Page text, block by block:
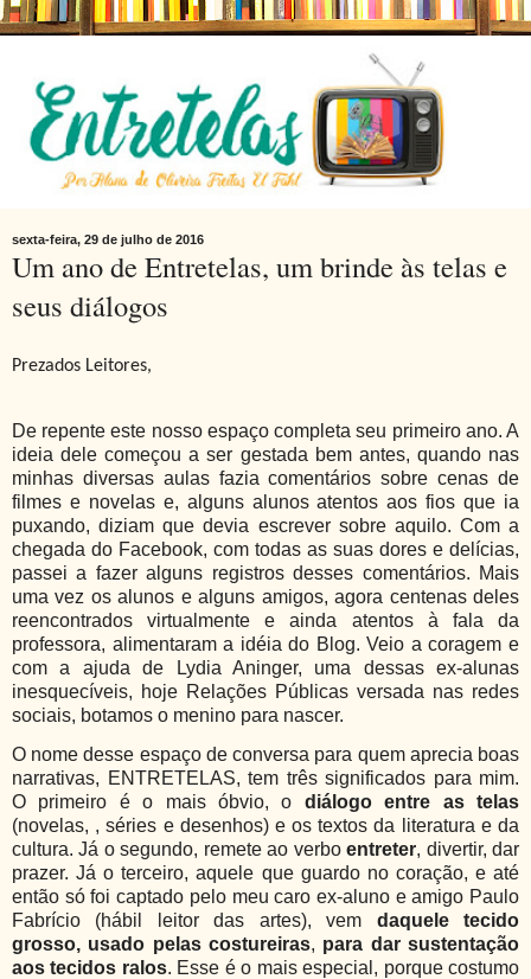
sexta-feira, 29 de julho de 2016
Um ano de Entretelas, um brinde às telas e
seus diálogos
Prezados Leitores,
De repente este nosso espaço completa seu primeiro ano. A
ideia dele começou a ser gestada bem antes, quando nas
minhas diversas aulas fazia comentários sobre cenas de
filmes e novelas e, alguns alunos atentos aos fios que ia
puxando, diziam que devia escrever sobre aquilo. Com a
chegada do Facebook, com todas as suas dores e delícias,
passei a fazer alguns registros desses comentários. Mais
uma vez os alunos e alguns amigos, agora centenas deles
reencontrados virtualmente e ainda atentos à fala da
professora, alimentaram a idéia do Blog. Veio a coragem e
com a ajuda de Lydia Aninger, uma dessas ex-alunas
inesquecíveis, hoje Relações Públicas versada nas redes
sociais, botamos o menino para nascer.
O nome desse espaço de conversa para quem aprecia boas
narrativas, ENTRETELAS, tem três significados para mim.
O primeiro é o mais óbvio, o diálogo
entre as telas
(novelas, , séries e desenhos) e os textos da literatura e da
cultura. Já o segundo, remete ao verboentreter, divertir, dar
prazer. Já o terceiro, aquele que guardo no coração, e até
então só foi captado pelo meu caro ex-aluno e amigo Paulo
Fabrício (hábil leitor das artes), vem daquele tecido
grosso, usado pelas costureiras, para dar sustentação
aos tecidos ralos. Esse é o mais especial, porque costumo